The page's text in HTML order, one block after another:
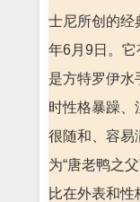
士尼所创的经
年6月9日。
是方特罗伊水
时性格暴躁、
很随和、容易
为“唐老鸭之
比在外表和